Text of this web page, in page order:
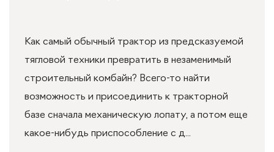
Как самый обычный трактор из предсказуемой
тягловой техники превратить в незаменимый
строительный комбайн? Всего-то найти
возможность и присоединить к тракторной
базе сначала механическую лопату, а потом еще
какое-нибудь приспособление с д...